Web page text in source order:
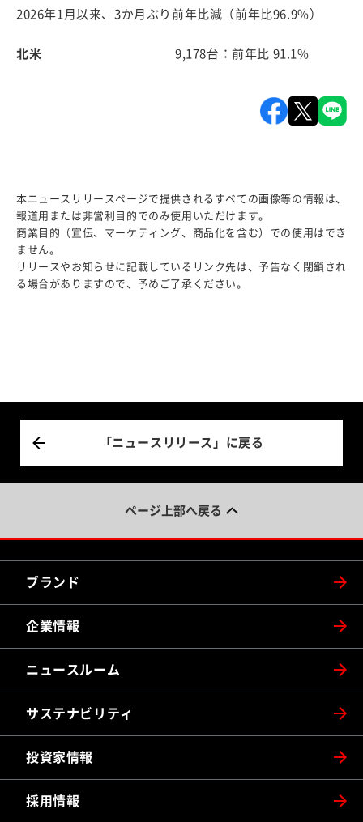
本ニュースリリースページで提供されるすべての画像等の情報は、
報道用または非営利目的でのみ使用いただけます。
商業目的（宣伝、マーケティング、商品化を含む）での使用はでき
ません。
リリースやお知らせに記載しているリンク先は、予告なく閉鎖され
る場合がありますので、予めご了承ください。
2026年1月以来、3か月ぶり前年比減（前年比96.9%）
北米 9,178台：前年比 91.1%
「ニュースリリース」に戻る
ページ上部へ戻る
ブランド
企業情報
ニュースルーム
サステナビリティ
投資家情報
採用情報